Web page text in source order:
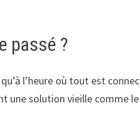
passé ?
l’heure où tout est
une solution vieille comme